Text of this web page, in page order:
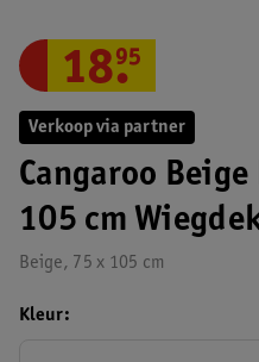
Verkoop via partner
Cangaroo
105 cm
Beige, 75 x 105 cm
18.
95
Kleur